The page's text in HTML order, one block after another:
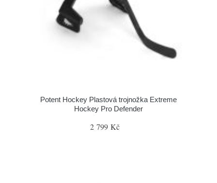
Potent Hockey Plastová trojnožka Extreme
Hockey Pro Defender
2 799 Kč